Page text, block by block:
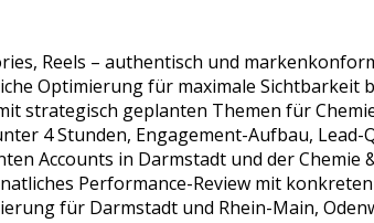
Reels – authentisch und
Optimierung für maximale Sichtbarkeit
strategisch geplanten Themen für
4 Stunden, Engagement-Aufbau, Lead-
Accounts in Darmstadt und derChemie
Performance-Review mit
für Darmstadt und Rhein-Main,